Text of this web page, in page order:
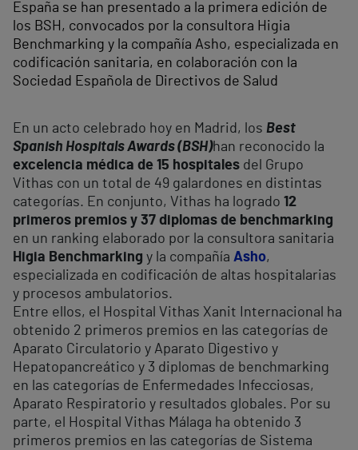
España se han presentado a la primera edición de
los BSH, convocados por la consultora Higia
Benchmarking y la compañía Asho, especializada en
codificación sanitaria, en colaboración con la
Sociedad Española de Directivos de Salud
En un acto celebrado hoy en Madrid, los Best
Spanish Hospitals Awards (BSH)han reconocido la
excelencia médica de 15 hospitales del Grupo
Vithas con un total de 49 galardones en distintas
categorías. En conjunto, Vithas ha logrado 12
primeros premios y 37 diplomas de benchmarking
en un ranking elaborado por la consultora sanitaria
Higia Benchmarking y la compañía Asho,
especializada en codificación de altas hospitalarias
y procesos ambulatorios.
Entre ellos, el Hospital Vithas Xanit Internacional ha
obtenido 2 primeros premios en las categorías de
Aparato Circulatorio y Aparato Digestivo y
Hepatopancreático y 3 diplomas de benchmarking
en las categorías de Enfermedades Infecciosas,
Aparato Respiratorio y resultados globales. Por su
parte, el Hospital Vithas Málaga ha obtenido 3
primeros premios en las categorías de Sistema